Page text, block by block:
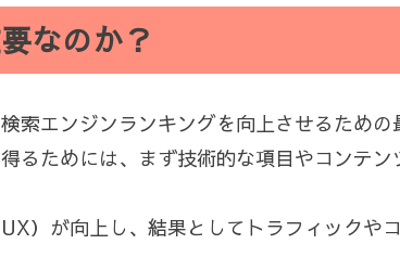
なのか？
索エンジンランキングを向上させるための
るためには、まず技術的な項目やコンテ
）が向上し、結果としてトラフィックや